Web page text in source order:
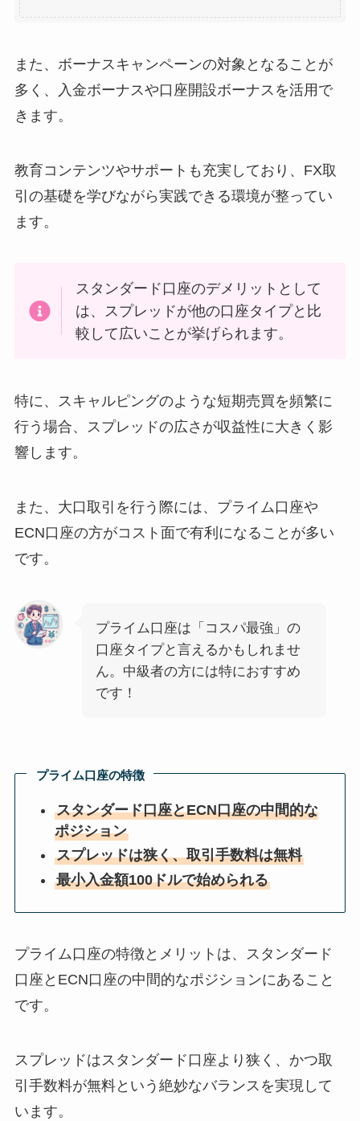
また、ボーナスキャンペーンの対象となることが
多く、入金ボーナスや口座開設ボーナスを活用で
きます。
教育コンテンツやサポートも充実しており、FX取
引の基礎を学びながら実践できる環境が整ってい
ます。
スタンダード口座のデメリットとして
は、スプレッドが他の口座タイプと比
較して広いことが挙げられます。
特に、スキャルピングのような短期売買を頻繁に
行う場合、スプレッドの広さが収益性に大きく影
響します。
また、大口取引を行う際には、プライム口座や
ECN口座の方がコスト面で有利になることが多い
です。
プライム口座は「コスパ最強」の
口座タイプと言えるかもしれませ
ん。中級者の方には特におすすめ
です！
プライム口座の特徴
スタンダード口座とECN口座の中間的な
ポジション
スプレッドは狭く、取引手数料は無料
最小入金額100ドルで始められる
プライム口座の特徴とメリットは、スタンダード
口座とECN口座の中間的なポジションにあること
です。
スプレッドはスタンダード口座より狭く、かつ取
引手数料が無料という絶妙なバランスを実現して
います。